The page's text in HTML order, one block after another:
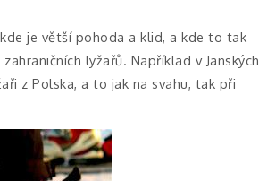
je větší pohoda a klid, a kde to tak
lyžařů. Například v Janských
z Polska, a to jak na svahu, tak při